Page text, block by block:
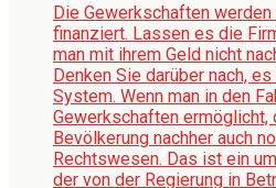
Die Gewerkschaften
finanziert. Lassen es die
man mit ihrem Geld nicht
Denken Sie darüber nach,
System. Wenn man in den
Gewerkschaften ermöglicht,
Bevölkerung nachher auch
Rechtswesen. Das ist ein
der von der Regierung in